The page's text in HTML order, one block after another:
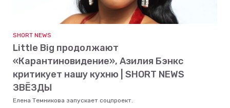
SHORT NEWS
Little Big продолжают
«Карантиновидение», Азилия Бэнкс
критикует нашу кухню | SHORT NEWS
ЗВЁЗДЫ
Елена Темникова запускает соцпроект.